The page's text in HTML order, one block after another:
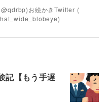
お絵かきTwitter (
記【もう手遅